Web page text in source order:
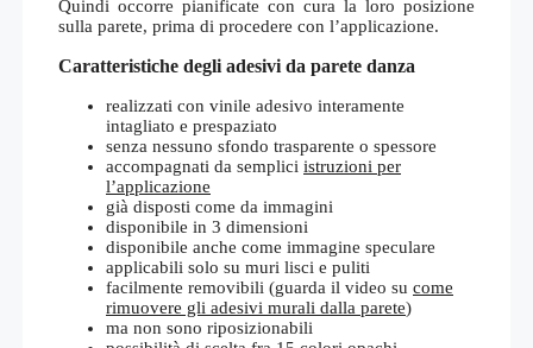
Quindi occorre pianificate con cura la loro posizione
sulla parete, prima di procedere con l’applicazione.
Caratteristiche degli adesivi da parete danza
realizzati con vinile adesivo interamente
intagliato e prespaziato
senza nessuno sfondo trasparente o spessore
accompagnati da semplici istruzioni per
l’applicazione
già disposti come da immagini
disponibile in 3 dimensioni
disponibile anche come immagine speculare
applicabili solo su muri lisci e puliti
facilmente removibili (guarda il video su come
rimuovere gli adesivi murali dalla parete)
ma non sono riposizionabili